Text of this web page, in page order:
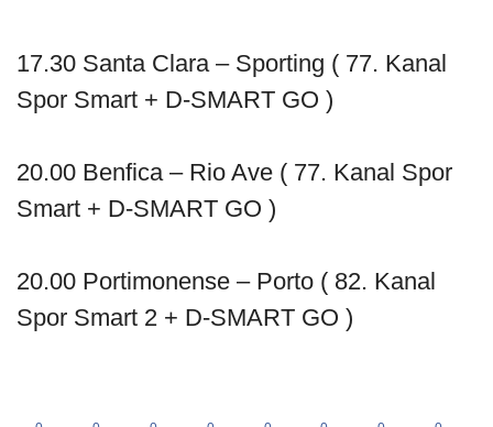
17.30 Santa Clara – Sporting ( 77. Kanal
Spor Smart + D-SMART GO )
20.00 Benfica – Rio Ave ( 77. Kanal Spor
Smart + D-SMART GO )
20.00 Portimonense – Porto ( 82. Kanal
Spor Smart 2 + D-SMART GO )